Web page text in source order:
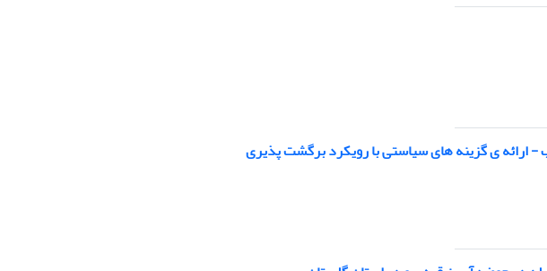
ی گزینه های سیاستی با رویکرد برگشت پذیری